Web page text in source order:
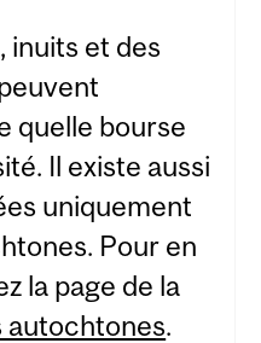
inuits et des
quelle bourse
Il existe aussi
uniquement
Pour en
la page de la
autochtones.